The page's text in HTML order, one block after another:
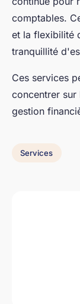
comptables.
et la flexibilité
tranquillité
Ces services
concentrer sur
gestion
Services